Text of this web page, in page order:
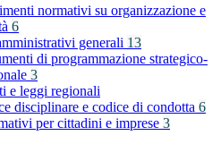
normativi su organizzazione e
6
generali 13
di programmazione strategico-
3
e leggi regionali
disciplinare e codice di condotta 6
per cittadini e imprese 3